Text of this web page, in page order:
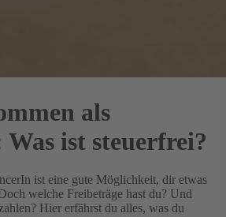
als
ist steuerfrei?
ist eine gute Möglichkeit, dir etwas
welche Freibeträge hast du? Und
Hier erfährst du alles, was du